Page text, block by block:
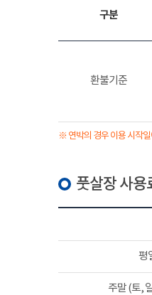
구분
환불기준
※ 연박의 경우 이용 시작
풋살장 사용
평
주말 (토,